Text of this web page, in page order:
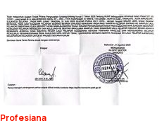
Profesiana